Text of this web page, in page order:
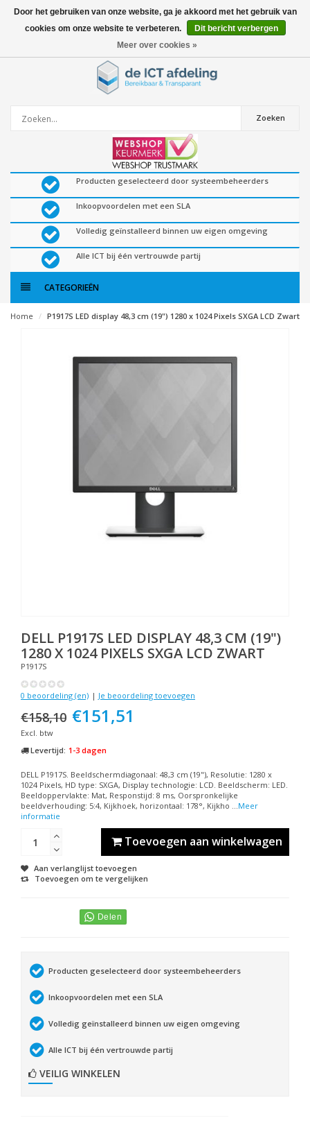
0artikelen
Zoeken
Producten geselecteerd door systeembeheerders
Inkoopvoordelen met een SLA
Volledig geïnstalleerd binnen uw eigen omgeving
Alle ICT bij één vertrouwde partij
CATEGORIEËN
Home P1917S LED display 48,3 cm (19") 1280 x 1024 Pixels SXGA LCD Zwart
DELL P1917S LED DISPLAY 48,3 CM (19")
1280 X 1024 PIXELS SXGA LCD ZWART
P1917S
0 beoordeling (en) | Je beoordeling toevoegen
€158,10 €151,51
Excl. btw
Levertijd: 1-3 dagen
DELL P1917S. Beeldschermdiagonaal: 48,3 cm (19"), Resolutie: 1280 x
1024 Pixels, HD type: SXGA, Display technologie: LCD. Beeldscherm: LED.
Beeldoppervlakte: Mat, Responstijd: 8 ms, Oorspronkelijke
beeldverhouding: 5:4, Kijkhoek, horizontaal: 178°, Kijkho ...Meer
informatie
Toevoegen aan winkelwagen
Aan verlanglijst toevoegen
Toevoegen om te vergelijken
Producten geselecteerd door systeembeheerders
Inkoopvoordelen met een SLA
Volledig geïnstalleerd binnen uw eigen omgeving
Alle ICT bij één vertrouwde partij
VEILIG WINKELEN
Door het gebruiken van onze website, ga je akkoord met het gebruik van
cookies om onze website te verbeteren.
Dit bericht verbergen
Meer over cookies »